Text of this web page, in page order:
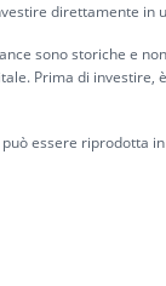
direttamente in
sono storiche e
Prima di
essere riprodotta